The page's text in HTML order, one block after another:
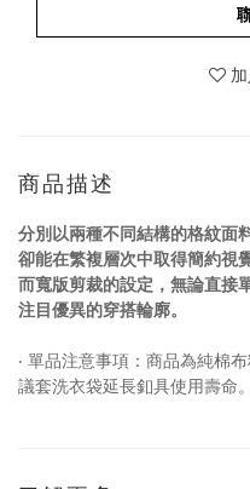
商品描述
分別以兩種不同結構的格紋面
卻能在繁複層次中取得簡約視
而寬版剪裁的設定，無論直接
注目優異的穿搭輪廓。
‧ 單品注意事項：商品為純棉
議套洗衣袋延長釦具使用壽命。